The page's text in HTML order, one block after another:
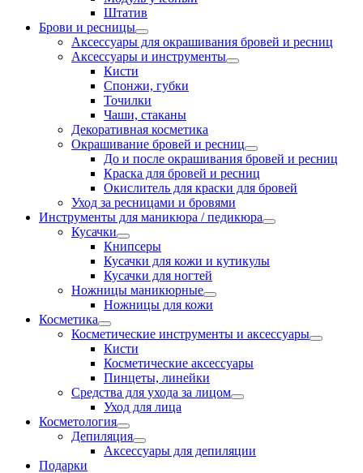
Штатив
Брови и ресницы
Аксессуары для окрашивания бровей и ресниц
Аксессуары и инструменты
Кисти
Спонжи, губки
Точилки
Чаши, стаканы
Декоративная косметика
Окрашивание бровей и ресниц
До и после окрашивания бровей и ресниц
Краска для бровей и ресниц
Окислитель для краски для бровей
Уход за ресницами и бровями
Инструменты для маникюра / педикюра
Кусачки
Книпсеры
Кусачки для кожи и кутикулы
Кусачки для ногтей
Ножницы маникюрные
Ножницы для кожи
Косметика
Косметические инструменты и аксессуары
Кисти
Косметические аксессуары
Пинцеты, линейки
Средства для ухода за лицом
Уход для лица
Косметология
Депиляция
Аксессуары для депиляции
Подарки